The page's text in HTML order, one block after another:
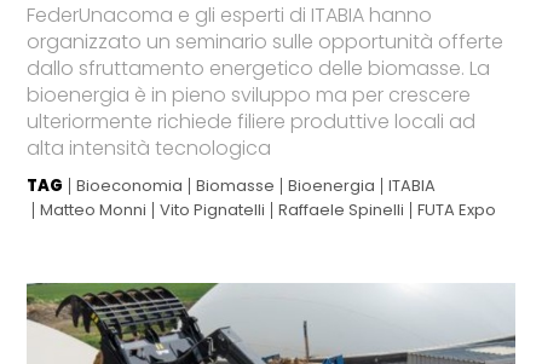
FederUnacoma e gli esperti di ITABIA hanno
organizzato un seminario sulle opportunità offerte
dallo sfruttamento energetico delle biomasse. La
bioenergia è in pieno sviluppo ma per crescere
ulteriormente richiede filiere produttive locali ad
alta intensità tecnologica
TAG Bioeconomia Biomasse Bioenergia
ITABIA
Matteo Monni
Vito Pignatelli Raffaele Spinelli FUTA Expo